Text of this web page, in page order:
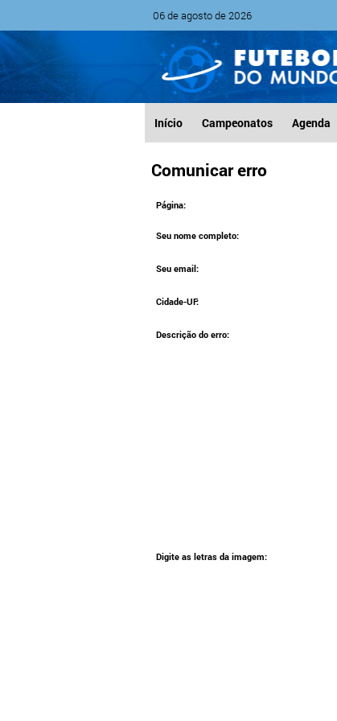
06 de agosto de 2026
Início Campeonatos Agenda
Comunicar erro
Página:
Seu nome completo:
Seu email:
Cidade-UF:
Descrição do erro:
Digite as letras da imagem: